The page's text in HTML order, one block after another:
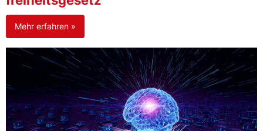
Mehr erfahren »